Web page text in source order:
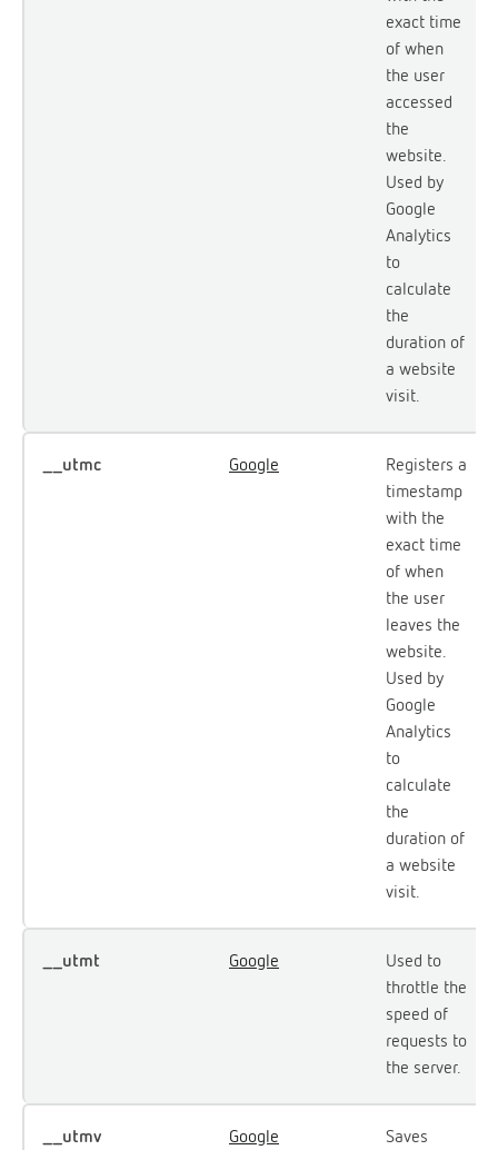
exact time
of when
the user
accessed
the
website.
Used by
Google
Analytics
to
calculate
the
duration of
a website
visit.
__utmc Google
Registers a
timestamp
with the
exact time
of when
the user
leaves the
website.
Used by
Google
Analytics
to
calculate
the
duration of
a website
visit.
__utmt Google
Used to
throttle the
speed of
requests to
the server.
__utmv Google
Saves